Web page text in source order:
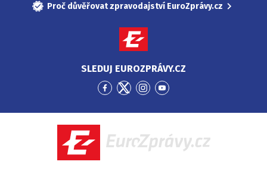
Proč důvěřovat zpravodajství EuroZprávy.cz
SLEDUJ EUROZPRÁVY.CZ
Přejít
Facebook
Přejít
Twitter
Přejít
Instagram
Přejít
YouTube
EuroZprávy.cz